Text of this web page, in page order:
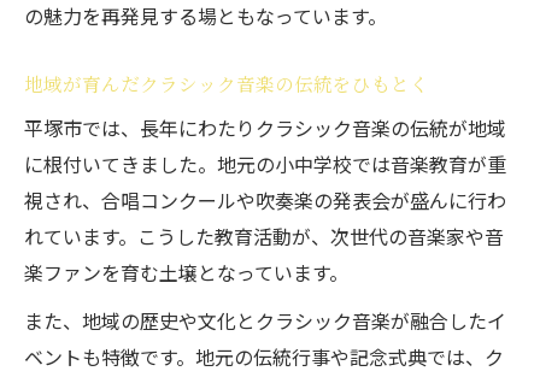
の魅力を再発見する場ともなっています。
地域が育んだクラシック音楽の伝統をひもとく
平塚市では、長年にわたりクラシック音楽の伝統が地域
に根付いてきました。地元の小中学校では音楽教育が重
視され、合唱コンクールや吹奏楽の発表会が盛んに行わ
れています。こうした教育活動が、次世代の音楽家や音
楽ファンを育む土壌となっています。
また、地域の歴史や文化とクラシック音楽が融合したイ
ベントも特徴です。地元の伝統行事や記念式典では、ク